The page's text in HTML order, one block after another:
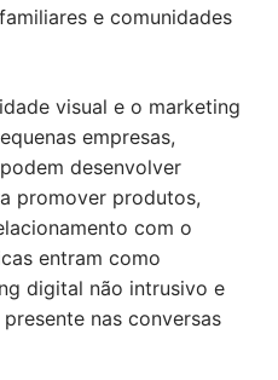
e comunidades
visual e o marketing
empresas,
desenvolver
promover produtos,
com o
entram como
digital não intrusivo e
nas conversas